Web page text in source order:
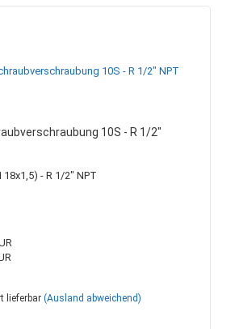
10S - R 1/2"
- R 1/2" NPT
lieferbar (Ausland abweichend)